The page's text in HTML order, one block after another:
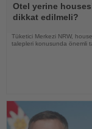
Oku
Otel yerine
dikkat edilmeli?
Tüketici Merkezi NRW,
talepleri konusunda önemli